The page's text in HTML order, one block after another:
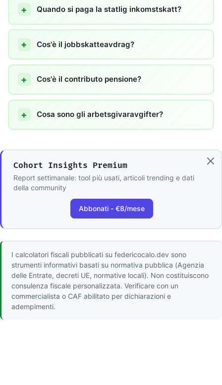
Quando si paga la statlig inkomstskatt?
Cos'è il jobbskatteavdrag?
Cos'è il contributo pensione?
Cosa sono gli arbetsgivaravgifter?
Cohort Insights Premium
Report settimanale: tool più usati, articoli trending e dati
della community
Abbonati - €8/mese
I calcolatori fiscali pubblicati su federicocalo.dev sono
strumenti informativi basati su normativa pubblica (Agenzia
delle Entrate, decreti UE, normative locali). Non costituiscono
consulenza fiscale personalizzata. Verificare con un
commercialista o CAF abilitato per dichiarazioni e
adempimenti.